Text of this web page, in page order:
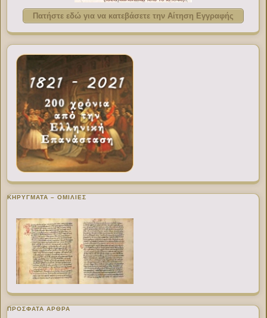
Πατήστε εδώ για να κατεβάσετε την Αίτηση Εγγραφής
ΚΗΡΥΓΜΑΤΑ – ΟΜΙΛΙΕΣ
ΠΡΌΣΦΑΤΑ ΆΡΘΡΑ